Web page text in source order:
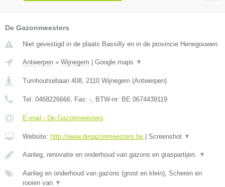
De Gazonmeesters
Niet gevestigd in de plaats Bassilly en in de provincie Henegouwen.
Antwerpen » Wijnegem Google maps ▼
Turnhoutsebaan 408 2110 Wijnegem (Antwerpen)
Tel: 0468226666 , Fax: - , BTW-nr: BE 0674439119
E-mail › De Gazonmeesters
Website: http://www.degazonmeesters.be Screenshot ▼
Aanleg, renovatie en onderhoud van gazons en graspartijen. ▼
Aanleg en onderhoud van gazons (groot en klein), Scheren en
rooien van ▼